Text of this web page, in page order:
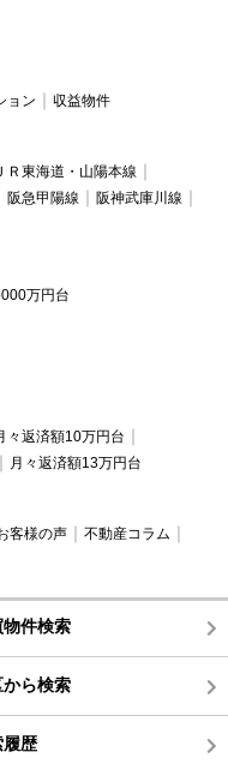
ョン 収益物件
Ｒ東海道・山陽本線
阪急甲陽線
阪神武庫川線
万円台
々返済額10万円台
月々返済額13万円台
客様の声
不動産コラム
物件検索
から検索
履歴